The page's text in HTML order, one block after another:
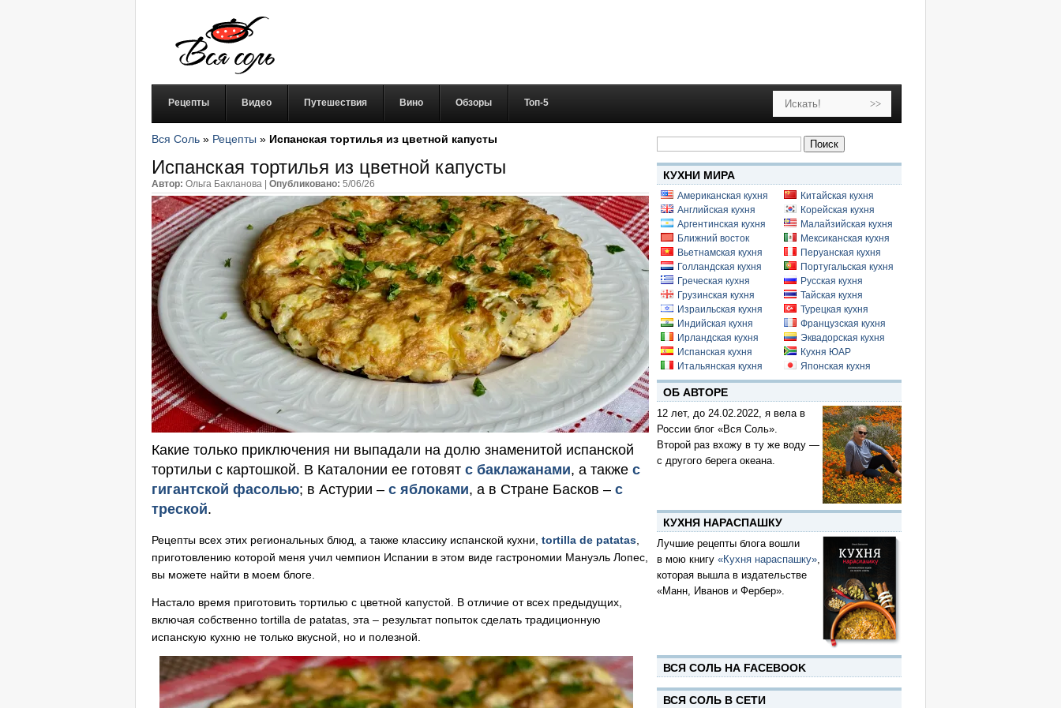
Рецепты Видео Путешествия Вино Обзоры Топ-5
Вся Соль » Рецепты » Испанская тортилья из цветной капусты
Испанская тортилья из цветной капусты
Автор: Ольга Бакланова | Опубликовано: 5/06/26
Какие только приключения ни выпадали на долю знаменитой испанской
тортильи с картошкой. В Каталонии ее готовят с баклажанами, а также с
гигантской фасолью; в Астурии – с яблоками, а в Стране Басков – с
треской.
Рецепты всех этих региональных блюд, а также классику испанской кухни, tortilla de patatas,
приготовлению которой меня учил чемпион Испании в этом виде гастрономии Мануэль Лопес,
вы можете найти в моем блоге.
Настало время приготовить тортилью с цветной капустой. В отличие от всех предыдущих,
включая собственно tortilla de patatas, эта – результат попыток сделать традиционную
испанскую кухню не только вкусной, но и полезной.
Найти:
КУХНИ МИРА
Американская кухня
Английская кухня
Аргентинская кухня
Ближний восток
Вьетнамская кухня
Голландская кухня
Греческая кухня
Грузинская кухня
Израильская кухня
Индийская кухня
Ирландская кухня
Испанская кухня
Итальянская кухня
Китайская кухня
Корейская кухня
Малайзийская кухня
Мексиканская кухня
Перуанская кухня
Португальская кухня
Русская кухня
Тайская кухня
Турецкая кухня
Французская кухня
Эквадорская кухня
Кухня ЮАР
Японская кухня
ОБ АВТОРЕ
12 лет, до 24.02.2022, я вела в
России блог «Вся Соль».
Второй раз вхожу в ту же воду —
с другого берега океана.
КУХНЯ НАРАСПАШКУ
Лучшие рецепты блога вошли
в мою книгу «Кухня нараспашку»,
которая вышла в издательстве
«Манн, Иванов и Фербер».
ВСЯ СОЛЬ НА FACEBOOK
ВСЯ СОЛЬ В СЕТИ